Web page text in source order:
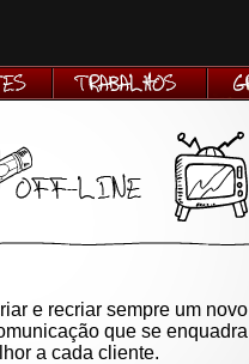
e recriar sempre um novo
que se enquadra
a cada cliente.